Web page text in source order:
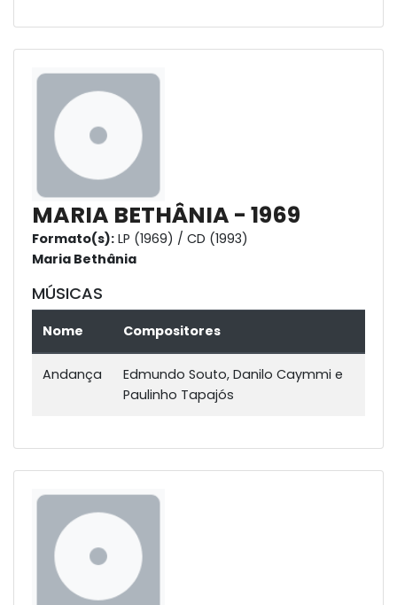
MARIA BETHÂNIA - 1969
Formato(s): LP (1969) / CD (1993)
Maria Bethânia
MÚSICAS
Nome Compositores
Andança
Edmundo Souto, Danilo Caymmi e
Paulinho Tapajós